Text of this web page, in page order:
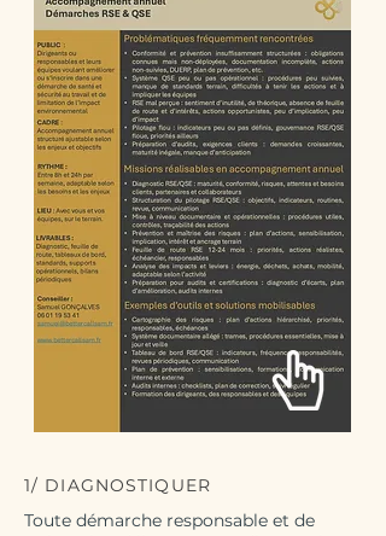
1/ DIAGNOSTIQUER
Toute démarche responsable et de